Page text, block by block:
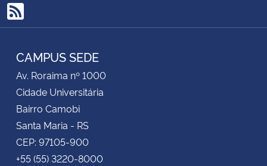
RSS
CAMPUS SEDE
Av. Roraima nº 1000
Cidade Universitária
Bairro Camobi
Santa Maria - RS
CEP: 97105-900
+55 (55) 3220-8000